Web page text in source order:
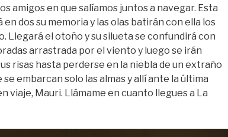
amigos en que salíamos juntos a navegar. Esta
en dos su memoria y las olas batirán con ella los
Llegará el otoño y su silueta se confundirá con
arrastrada por el viento y luego se irán
risas hasta perderse en la niebla de un extraño
embarcan solo las almas y allí ante la última
viaje, Mauri. Llámame en cuanto llegues a La